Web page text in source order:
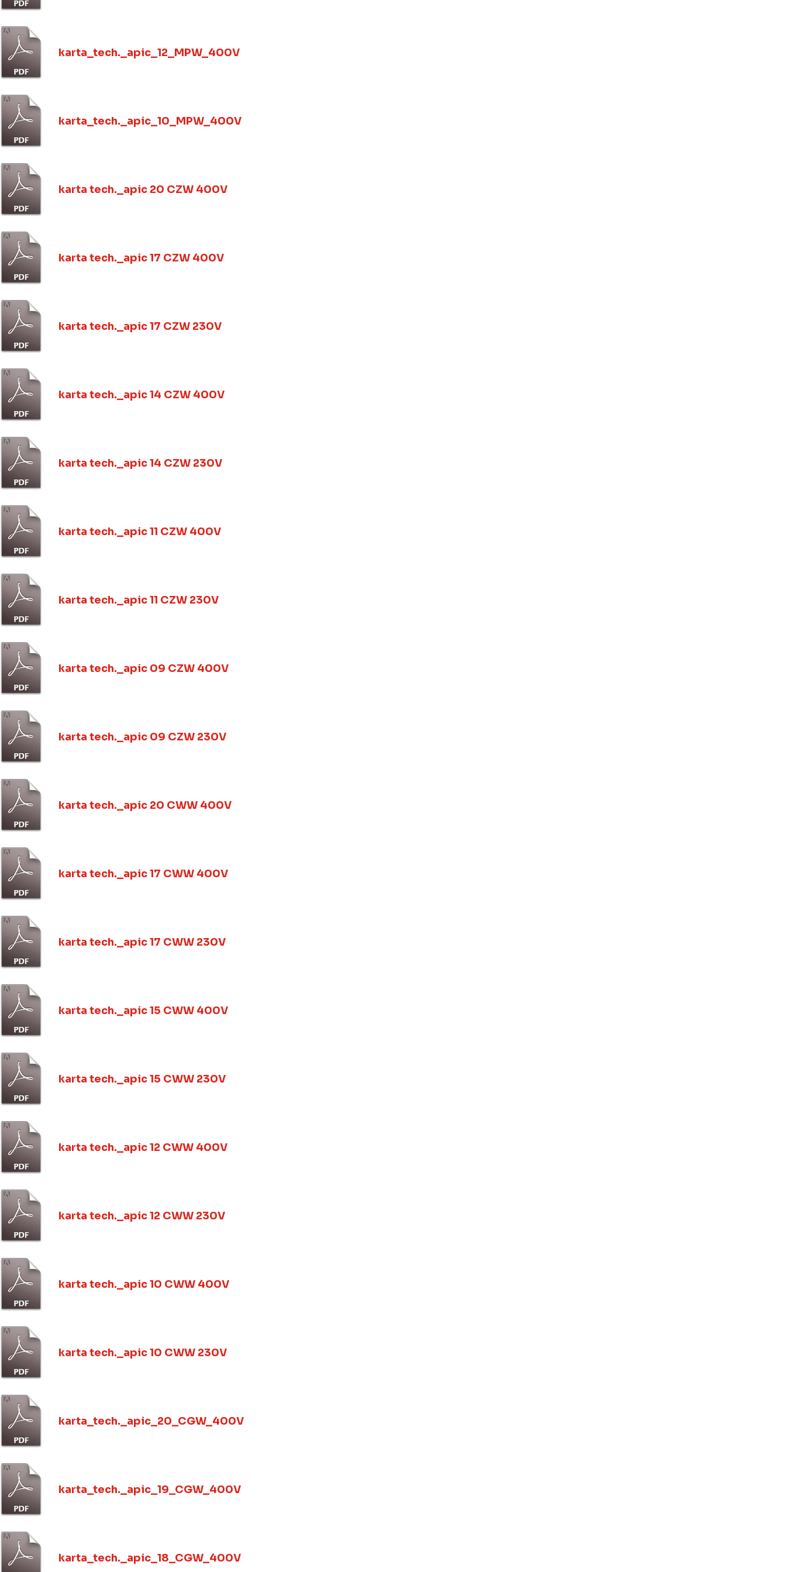
karta_tech._apic_12_MPW_400V
karta_tech._apic_10_MPW_400V
karta tech._apic 20 CZW 400V
karta tech._apic 17 CZW 400V
karta tech._apic 17 CZW 230V
karta tech._apic 14 CZW 400V
karta tech._apic 14 CZW 230V
karta tech._apic 11 CZW 400V
karta tech._apic 11 CZW 230V
karta tech._apic 09 CZW 400V
karta tech._apic 09 CZW 230V
karta tech._apic 20 CWW 400V
karta tech._apic 17 CWW 400V
karta tech._apic 17 CWW 230V
karta tech._apic 15 CWW 400V
karta tech._apic 15 CWW 230V
karta tech._apic 12 CWW 400V
karta tech._apic 12 CWW 230V
karta tech._apic 10 CWW 400V
karta tech._apic 10 CWW 230V
karta_tech._apic_20_CGW_400V
karta_tech._apic_19_CGW_400V
karta_tech._apic_18_CGW_400V